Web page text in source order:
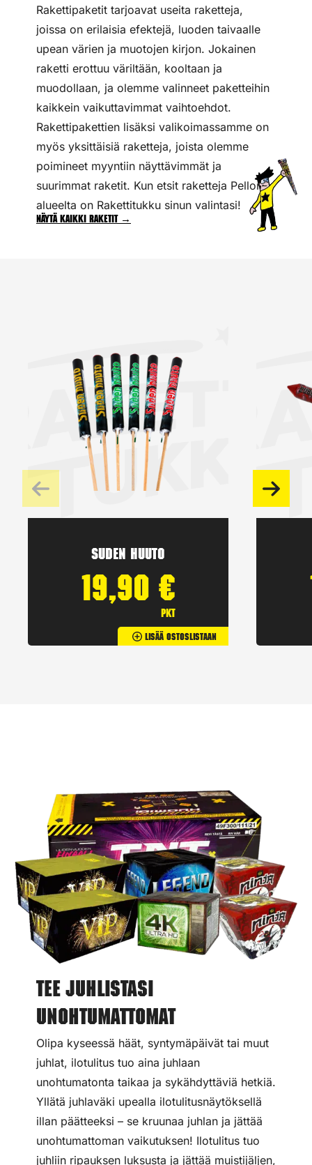
Rakettipaketit tarjoavat useita raketteja,
joissa on erilaisia efektejä, luoden taivaalle
upean värien ja muotojen kirjon. Jokainen
raketti erottuu väriltään, kooltaan ja
muodollaan, ja olemme valinneet paketteihin
kaikkein vaikuttavimmat vaihtoehdot.
Rakettipakettien lisäksi valikoimassamme on
myös yksittäisiä raketteja, joista olemme
poimineet myyntiin näyttävimmät ja
suurimmat raketit. Kun etsit raketteja Pellon
alueelta on Rakettitukku sinun valintasi!
Näytä kaikki raketit →
Suden huuto
19,90 €
pkt
Lisää Ostoslistaan
Tee juhlistasi
unohtumattomat
Olipa kyseessä häät, syntymäpäivät tai muut
juhlat, ilotulitus tuo aina juhlaan
unohtumatonta taikaa ja sykähdyttäviä hetkiä.
Yllätä juhlaväki upealla ilotulitusnäytöksellä
illan päätteeksi – se kruunaa juhlan ja jättää
unohtumattoman vaikutuksen! Ilotulitus tuo
juhliin ripauksen luksusta ja jättää muistijäljen,